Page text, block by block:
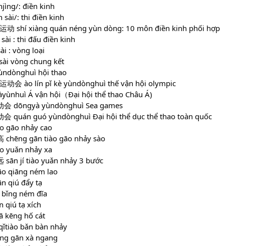
: điền kinh
sài/: thi điền kinh
动 shí xiàng quán néng yùn dòng: 10 môn điền kinh phối hợp
: thi đấu điền kinh
: vòng loại
vòng chung kết
hội thao
动会 ào lín pǐ kè yùndònghuì thế vận hội olympic
Á vận hội（Đại hội thể thao Châu Á)
会 dōngyà yùndònghuì Sea games
会 quán guó yùndònghuì Đại hội thể dục thể thao toàn quốc
gāo nhảy cao
chēng gān tiào gāo nhảy sào
yuǎn nhảy xa
sān jí tiào yuǎn nhảy 3 bước
qiāng ném lao
qiú đẩy tạ
ném đĩa
qiú tạ xích
kēng hố cát
bǎn bàn nhảy
gān xà ngang